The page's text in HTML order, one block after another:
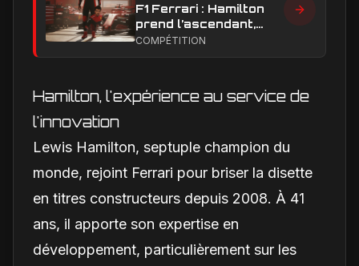
F1 Ferrari : Hamilton
prend l’ascendant,
Leclerc sous pression
COMPÉTITION
Hamilton, l'expérience au service de
l'innovation
Lewis Hamilton, septuple champion du
monde, rejoint Ferrari pour briser la disette
en titres constructeurs depuis 2008. À 41
ans, il apporte son expertise en
développement, particulièrement sur les